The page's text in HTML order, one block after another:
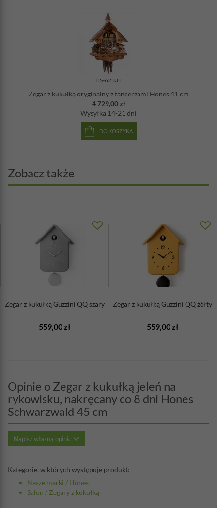
HS-6233T
Zegar z kukułką oryginalny z tancerzami Hones 41 cm
4 729,00 zł
Wysyłka 14-21 dni
DO KOSZYKA
Zobacz także
Zegar z kukułką Guzzini QQ szary
559,00 zł
Zegar z kukułką Guzzini QQ żółty
559,00 zł
Opinie o Zegar z kukułką jeleń na
rykowisku, nakręcany co 8 dni Hones
Schwarzwald 45 cm
Napisz własną opinię
Kategorie, w których występuje produkt:
Nasze marki / Hönes
Salon / Zegary z kukułką